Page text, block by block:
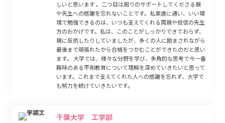
しいと思います 。二つ目は周りのサポートしてくださる親
や先生への感謝を忘れないことです。私東進に通い、いい環
境で勉強できるのは、いつも支えてくれる両親や投信の先生
方のおかげです。私は、このことがしっかりできておらず、
親に反抗したりしていましたが、多くの人に励まされながら
最後まで頑張れたから合格をつかむことができたのだと思い
ます。 大学では、様々な分野を学び、多角的な思考で今一番
興味のある平和教育について理解を深めていきたいと思って
います。これまで支えてくれた人への感謝を忘れず、大学で
も努力を続けていきたいです。
千葉大学 工学部